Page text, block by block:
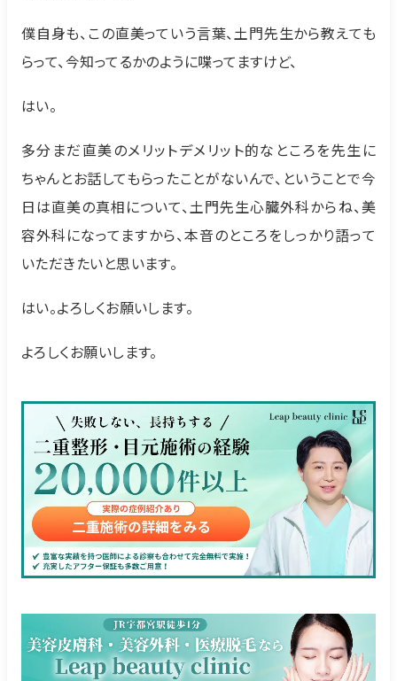
僕自身も、この直美っていう言葉、土門先生から教えても
らって、今知ってるかのように喋ってますけど、
はい。
多分まだ直美のメリットデメリット的なところを先生に
ちゃんとお話してもらったことがないんで、ということで今
日は直美の真相について、土門先生心臓外科からね、美
容外科になってますから、本音のところをしっかり語って
いただきたいと思います。
はい。よろしくお願いします。
よろしくお願いします。